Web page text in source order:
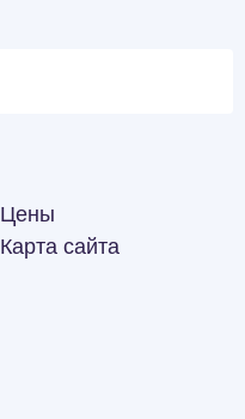
Цены
Карта сайта